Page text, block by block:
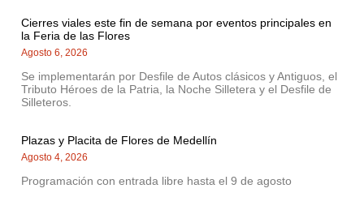
Cierres viales este fin de semana por eventos principales en
la Feria de las Flores
Agosto 6, 2026
Se implementarán por Desfile de Autos clásicos y Antiguos, el
Tributo Héroes de la Patria, la Noche Silletera y el Desfile de
Silleteros.
Plazas y Placita de Flores de Medellín
Agosto 4, 2026
Programación con entrada libre hasta el 9 de agosto